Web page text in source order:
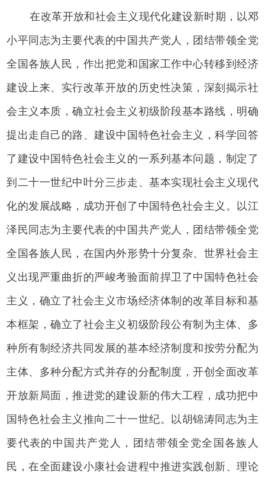
在改革开放和社会主义现代化建设新时期，以邓
小平同志为主要代表的中国共产党人，团结带领全党
全国各族人民，作出把党和国家工作中心转移到经济
建设上来、实行改革开放的历史性决策，深刻揭示社
会主义本质，确立社会主义初级阶段基本路线，明确
提出走自己的路、建设中国特色社会主义，科学回答
了建设中国特色社会主义的一系列基本问题，制定了
到二十一世纪中叶分三步走、基本实现社会主义现代
化的发展战略，成功开创了中国特色社会主义。以江
泽民同志为主要代表的中国共产党人，团结带领全党
全国各族人民，在国内外形势十分复杂、世界社会主
义出现严重曲折的严峻考验面前捍卫了中国特色社会
主义，确立了社会主义市场经济体制的改革目标和基
本框架，确立了社会主义初级阶段公有制为主体、多
种所有制经济共同发展的基本经济制度和按劳分配为
主体、多种分配方式并存的分配制度，开创全面改革
开放新局面，推进党的建设新的伟大工程，成功把中
国特色社会主义推向二十一世纪。以胡锦涛同志为主
要代表的中国共产党人，团结带领全党全国各族人
民，在全面建设小康社会进程中推进实践创新、理论